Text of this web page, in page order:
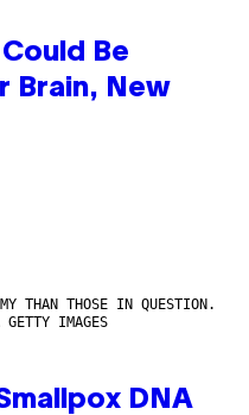
Be
Brain, New
THAN THOSE IN QUESTION.
IMAGES
DNA